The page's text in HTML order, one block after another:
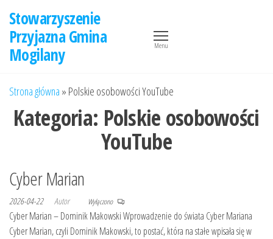
treści
Stowarzyszenie
Przyjazna Gmina
Mogilany
Menu
Strona główna » Polskie osobowości YouTube
Kategoria: Polskie osobowości
YouTube
Cyber Marian
2026-04-22 Autor Wyłączono
Cyber Marian – Dominik Makowski Wprowadzenie do świata Cyber Mariana
Cyber Marian, czyli Dominik Makowski, to postać, która na stałe wpisała się w